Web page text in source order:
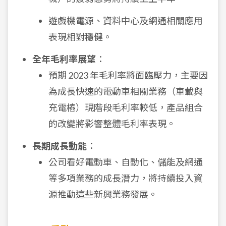
遊戲機電源、資料中心及網通相關應用
表現相對穩健。
全年毛利率展望 ：
預期 2023 年毛利率將面臨壓力，主要因
為成長快速的電動車相關業務（車載與
充電樁）現階段毛利率較低，產品組合
的改變將影響整體毛利率表現。
長期成長動能 ：
公司看好電動車、自動化、儲能及網通
等多項業務的成長潛力，將持續投入資
源推動這些新興業務發展。